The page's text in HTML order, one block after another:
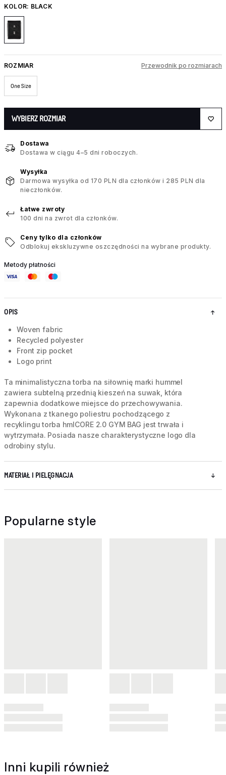
KOLOR: BLACK
ROZMIAR Przewodnik po rozmiarach
One Size
WYBIERZ ROZMIAR
Dostawa
Dostawa w ciągu 4–5 dni roboczych.
Wysyłka
Darmowa wysyłka od 170 PLN dla członków i 285 PLN dla
nieczłonków.
Łatwe zwroty
100 dni na zwrot dla członków.
Ceny tylko dla członków
Odblokuj ekskluzywne oszczędności na wybrane produkty.
Metody płatności
OPIS
Woven fabric
Recycled polyester
Front zip pocket
Logo print
Ta minimalistyczna torba na siłownię marki hummel
zawiera subtelną przednią kieszeń na suwak, która
zapewnia dodatkowe miejsce do przechowywania.
Wykonana z tkanego poliestru pochodzącego z
recyklingu torba hmlCORE 2.0 GYM BAG jest trwała i
wytrzymała. Posiada nasze charakterystyczne logo dla
odrobiny stylu.
MATERIAŁ I PIELĘGNACJA
Popularne style
Inni kupili również